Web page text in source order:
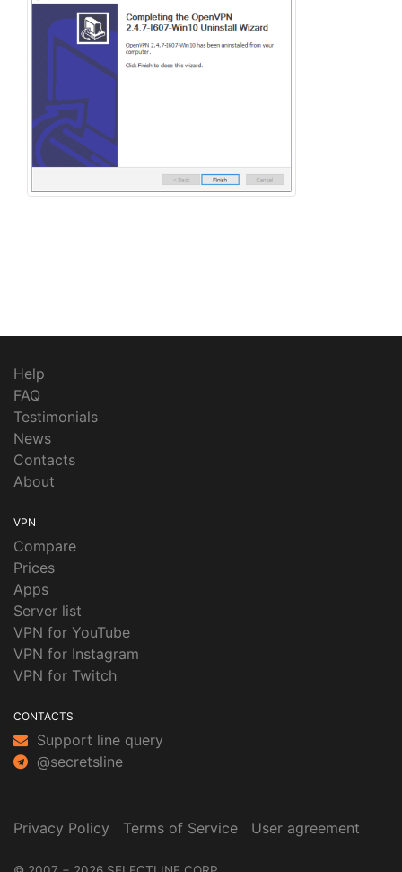
Help
FAQ
Testimonials
News
Contacts
About
VPN
Compare
Prices
Apps
Server list
VPN for YouTube
VPN for Instagram
VPN for Twitch
CONTACTS
Support line query
@secretsline
Privacy Policy Terms of Service User agreement